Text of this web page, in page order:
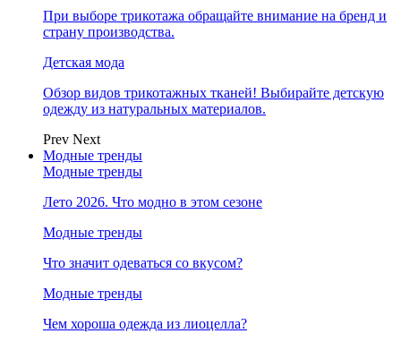
При выборе трикотажа обращайте внимание на бренд и
страну производства.
Детская мода
Обзор видов трикотажных тканей! Выбирайте детскую
одежду из натуральных материалов.
Prev Next
Модные тренды
Модные тренды
Лето 2026. Что модно в этом сезоне
Модные тренды
Что значит одеваться со вкусом?
Модные тренды
Чем хороша одежда из лиоцелла?